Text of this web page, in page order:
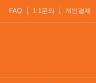
FAQ 1:1문의 개인결제